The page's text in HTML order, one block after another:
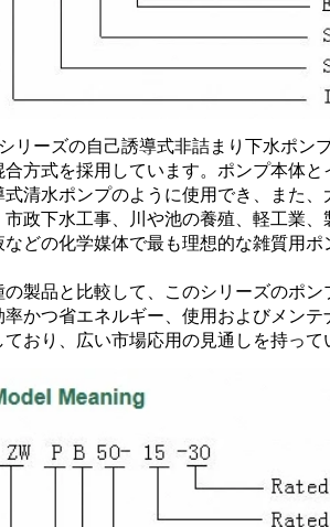
リーズの自己誘導式非詰まり下水ポン
合方式を採用しています。ポンプ本体
式清水ポンプのように使用でき、また
市政下水工事、川や池の養殖、軽工業
などの化学媒体で最も理想的な雑質用
の製品と比較して、このシリーズのポ
率かつ省エネルギー、使用およびメン
ており、広い市場応用の見通しを持って